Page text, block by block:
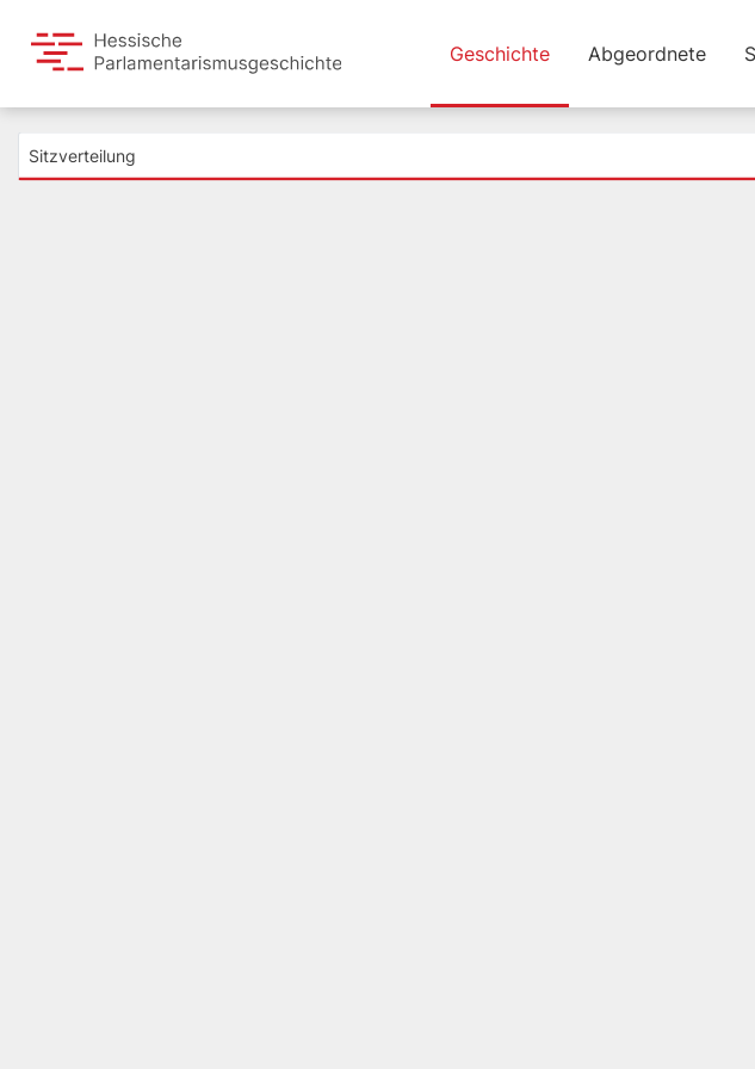
Geschichte Abgeordnete